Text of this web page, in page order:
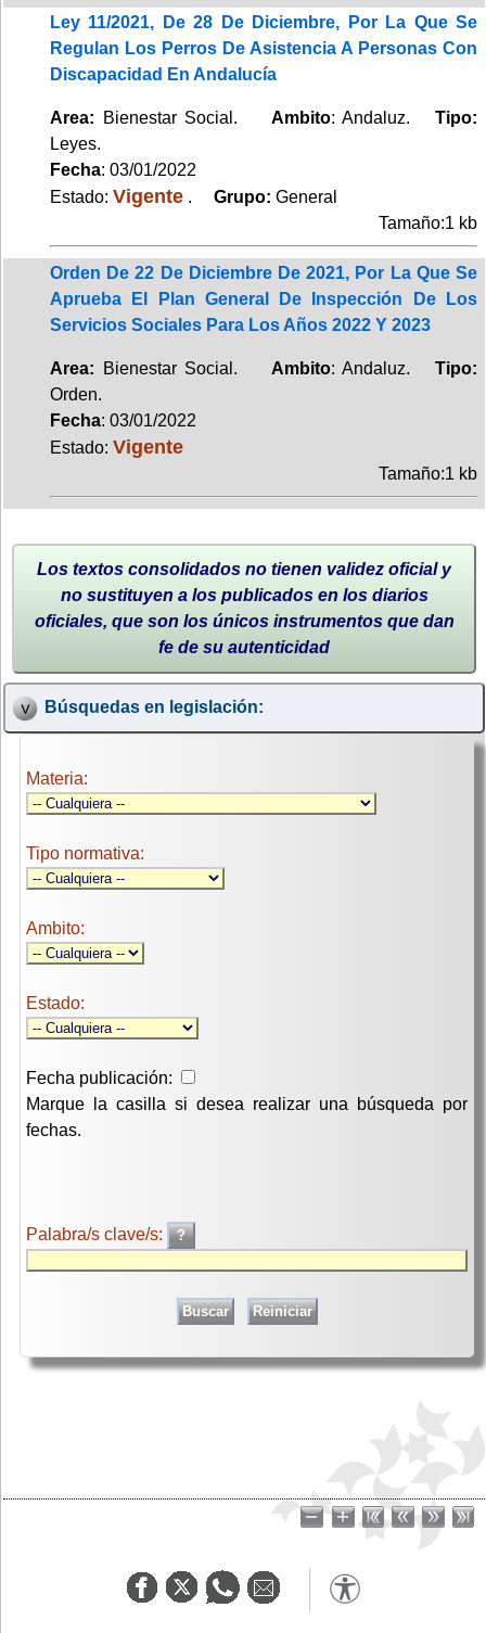
Ley 11/2021, De 28 De Diciembre, Por La Que Se
Regulan Los Perros De Asistencia A Personas Con
Discapacidad En Andalucía
Area: Bienestar Social. Ambito: Andaluz.Tipo:
Leyes.
Fecha: 03/01/2022
Estado: Vigente . Grupo: General
Tamaño:1 kb
Orden De 22 De Diciembre De 2021, Por La Que Se
Aprueba El Plan General De Inspección De Los
Servicios Sociales Para Los Años 2022 Y 2023
Area: Bienestar Social. Ambito: Andaluz.Tipo:
Orden.
Fecha: 03/01/2022
Estado: Vigente
Tamaño:1 kb
Los textos consolidados no tienen validez oficial y
no sustituyen a los publicados en los diarios
oficiales, que son los únicos instrumentos que dan
fe de su autenticidad
Búsquedas en legislación:
Materia:
Tipo normativa:
Ambito:
Estado:
Fecha publicación:
Marque la casilla si desea realizar una búsqueda por
fechas.
Palabra/s clave/s: